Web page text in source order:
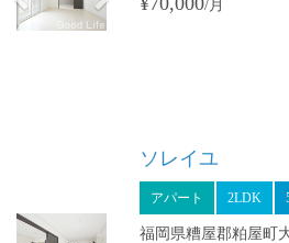
/月
ソレイユ
アパート 2LDK
福岡県糟屋郡粕屋町